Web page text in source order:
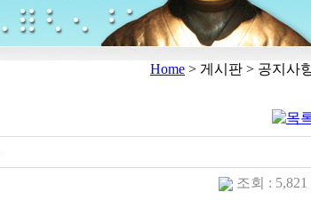
Home > 게시판 > 공지사
조회 :